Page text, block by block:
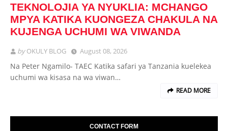
TEKNOLOJIA YA NYUKLIA: MCHANGO
MPYA KATIKA KUONGEZA CHAKULA NA
KUJENGA UCHUMI WA VIWANDA
byOKULY BLOG August 08, 2026
Na Peter Ngamilo- TAEC Katika safari ya Tanzania kuelekea
uchumi wa kisasa na wa viwan…
READ MORE
CONTACT FORM